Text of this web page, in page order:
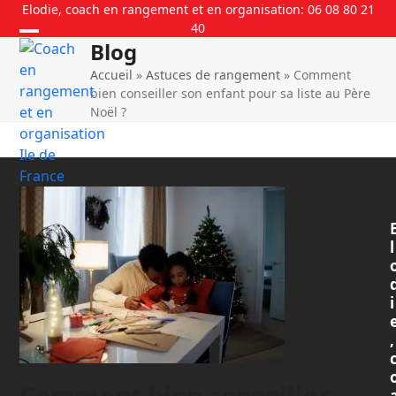
Skip
content
Elodie, coach en rangement et en organisation: 06 08 80 21
40
Blog
Accueil »Astuces de rangement » Comment
bien conseiller son enfant pour sa liste au Père
Noël ?
l
i
,